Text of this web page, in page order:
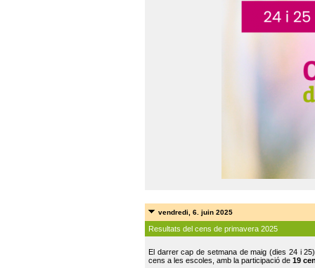
vendredi, 6. juin 2025
Resultats del cens de primavera 2025
El darrer cap de setmana de maig (dies 24 i
cens a les escoles, amb la participació de 19